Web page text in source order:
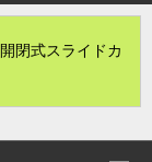
閉式スライドカ